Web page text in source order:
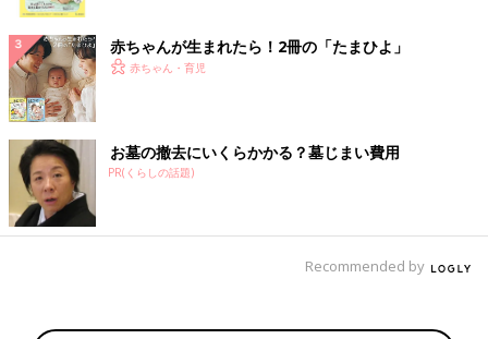
赤ちゃんが生まれたら！2冊の「たまひよ」
赤ちゃん・育児
お墓の撤去にいくらかかる？墓じまい費用
PR(くらしの話題)
Recommended by